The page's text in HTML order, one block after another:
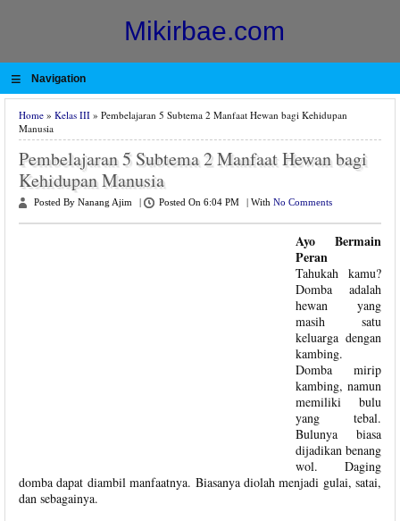
Mikirbae.com
≡ Navigation
Home » Kelas III » Pembelajaran 5 Subtema 2 Manfaat Hewan bagi Kehidupan
Manusia
Pembelajaran 5 Subtema 2 Manfaat Hewan bagi
Kehidupan Manusia
Posted By Nanang Ajim Posted On 6:04 PM With No Comments
Ayo Bermain
Peran
Tahukah kamu?
Domba adalah
hewan yang
masih satu
keluarga dengan
kambing.
Domba mirip
kambing, namun
memiliki bulu
yang tebal.
Bulunya biasa
dijadikan benang
wol. Daging
domba dapat diambil manfaatnya. Biasanya diolah menjadi gulai, satai,
dan sebagainya.